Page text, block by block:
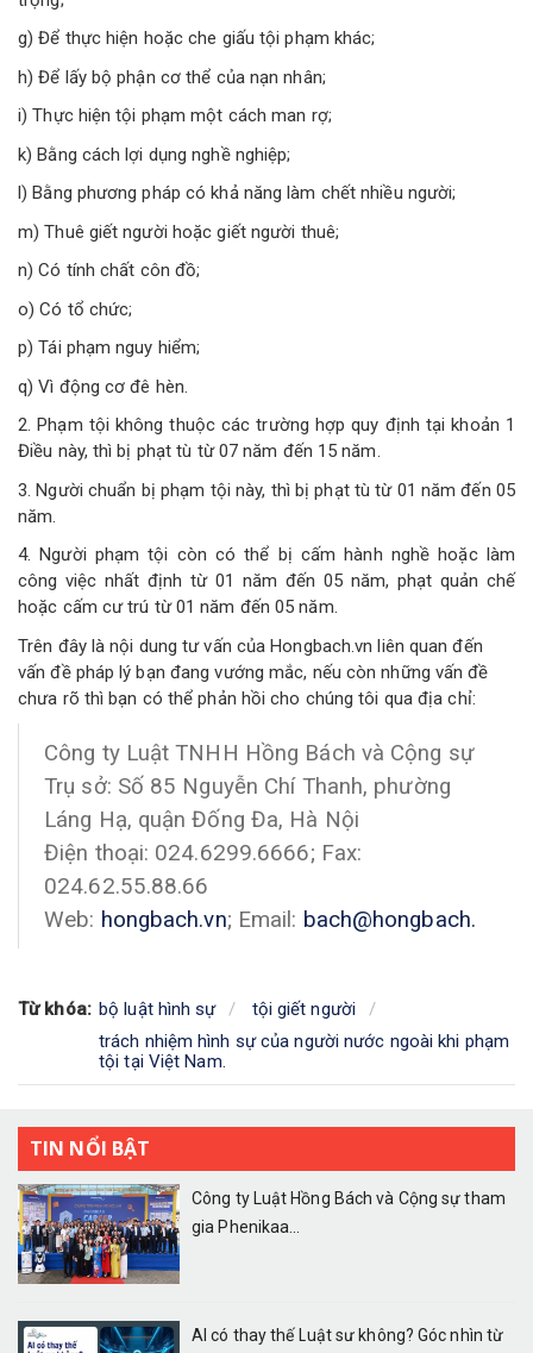
g) Để thực hiện hoặc che giấu tội phạm khác;
h) Để lấy bộ phận cơ thể của nạn nhân;
i) Thực hiện tội phạm một cách man rợ;
k) Bằng cách lợi dụng nghề nghiệp;
l) Bằng phương pháp có khả năng làm chết nhiều người;
m) Thuê giết người hoặc giết người thuê;
n) Có tính chất côn đồ;
o) Có tổ chức;
p) Tái phạm nguy hiểm;
q) Vì động cơ đê hèn.
2. Phạm tội không thuộc các trường hợp quy định tại khoản 1
Điều này, thì bị phạt tù từ 07 năm đến 15 năm.
3. Người chuẩn bị phạm tội này, thì bị phạt tù từ 01 năm đến 05
năm.
4. Người phạm tội còn có thể bị cấm hành nghề hoặc làm
công việc nhất định từ 01 năm đến 05 năm, phạt quản chế
hoặc cấm cư trú từ 01 năm đến 05 năm.
Trên đây là nội dung tư vấn của Hongbach.vn liên quan đến
vấn đề pháp lý bạn đang vướng mắc, nếu còn những vấn đề
chưa rõ thì bạn có thể phản hồi cho chúng tôi qua địa chỉ:
Công ty Luật TNHH Hồng Bách và Cộng sự
Trụ sở: Số 85 Nguyễn Chí Thanh, phường
Láng Hạ, quận Đống Đa, Hà Nội
Điện thoại: 024.6299.6666; Fax:
024.62.55.88.66
Web: hongbach.vn; Email: bach@hongbach.
Từ khóa: bộ luật hình sự
tội giết người
trách nhiệm hình sự của người nước ngoài khi phạm
tội tại Việt Nam.
TIN NỔI BẬT
Công ty Luật Hồng Bách và Cộng sự tham
gia Phenikaa...
AI có thay thế Luật sư không? Góc nhìn từ